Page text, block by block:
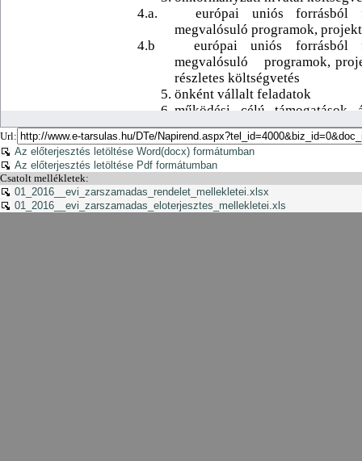
Url:
Az előterjesztés letöltése Word(docx) formátumban
Az előterjesztés letöltése Pdf formátumban
Csatolt mellékletek:
01_2016__evi_zarszamadas_rendelet_mellekletei.xlsx
01_2016__evi_zarszamadas_eloterjesztes_mellekletei.xls